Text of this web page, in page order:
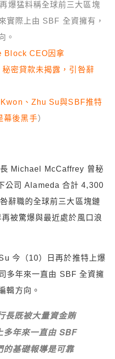
爆猛料稱全球前三大區塊
實際上由 SBF 全資擁有，
。
Block CEO因拿
密貸款未揭露，引咎辭
、Zhu Su與SBF推特
幕後黑手）
Michael McCaffrey 曾秘
公司 Alameda 合計 4,300
辭職的全球前三大區塊鏈
被驚爆與最近處於風口浪
今（10）日再於推特上爆
多年來一直由 SBF 全資擁
輯方向。
長既被大量資金賄
多年來一直由 SBF
的基礎報導是可靠